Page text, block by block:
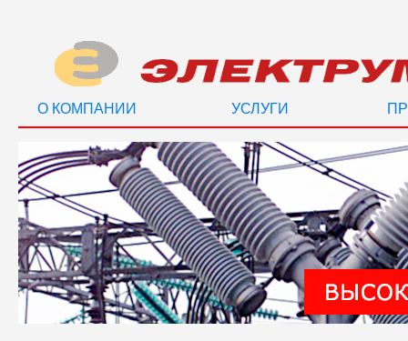
О КОМПАНИИ УСЛУГИ